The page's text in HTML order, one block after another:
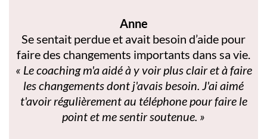
Anne
Se sentait perdue et avait besoin d’aide pour
faire des changements importants dans sa vie.
« Le coaching m'a aidé à y voir plus clair et à faire
les changements dont j'avais besoin. J'ai aimé
t'avoir régulièrement au téléphone pour faire le
point et me sentir soutenue. »